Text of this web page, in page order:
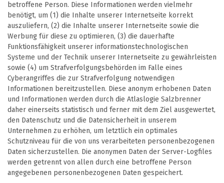
betroffene Person. Diese Informationen werden vielmehr
benötigt, um (1) die Inhalte unserer Internetseite korrekt
auszuliefern, (2) die Inhalte unserer Internetseite sowie die
Werbung für diese zu optimieren, (3) die dauerhafte
Funktionsfähigkeit unserer informationstechnologischen
Systeme und der Technik unserer Internetseite zu gewährleisten
sowie (4) um Strafverfolgungsbehörden im Falle eines
Cyberangriffes die zur Strafverfolgung notwendigen
Informationen bereitzustellen. Diese anonym erhobenen Daten
und Informationen werden durch die Atlaslogie Salzbrenner
daher einerseits statistisch und ferner mit dem Ziel ausgewertet,
den Datenschutz und die Datensicherheit in unserem
Unternehmen zu erhöhen, um letztlich ein optimales
Schutzniveau für die von uns verarbeiteten personenbezogenen
Daten sicherzustellen. Die anonymen Daten der Server-Logfiles
werden getrennt von allen durch eine betroffene Person
angegebenen personenbezogenen Daten gespeichert.